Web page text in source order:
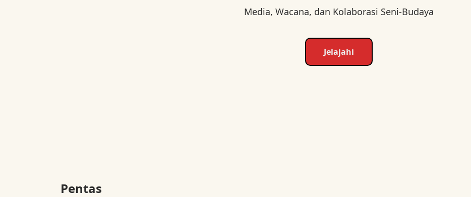
Media, Wacana, dan Kolaborasi Seni-Budaya
Jelajahi
Pentas